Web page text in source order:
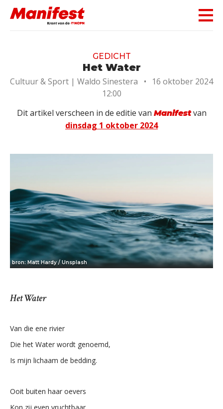
Skip navigation
GEDICHT
Het Water
Cultuur & Sport | Waldo Sinestera •
16 oktober 2024
12:00
Dit artikel verscheen in de editie van Manifestvan
dinsdag 1 oktober 2024
bron: Matt Hardy / Unsplash
Het Water
Van die ene rivier
Die het Water wordt genoemd,
Is mijn lichaam de bedding.
Ooit buiten haar oevers